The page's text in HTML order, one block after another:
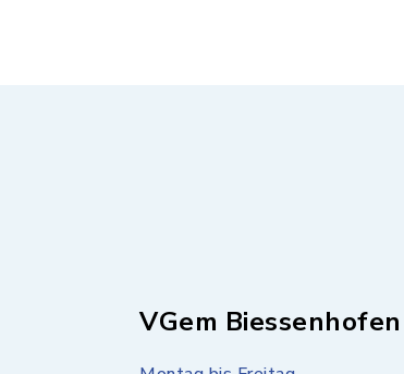
VGem Biessenhofen